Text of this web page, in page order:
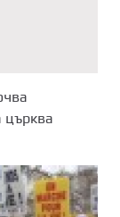
църква